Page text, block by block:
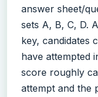
answer sheet/
sets A, B, C, D.
key, candidates
have attempted
score roughly
attempt and the